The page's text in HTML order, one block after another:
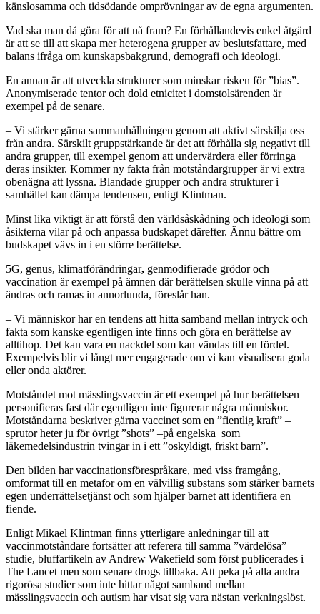
känslosamma och tidsödande omprövningar av de egna argumenten.
Vad ska man då göra för att nå fram? En förhållandevis enkel åtgärd
är att se till att skapa mer heterogena grupper av beslutsfattare, med
balans ifråga om kunskapsbakgrund, demografi och ideologi.
En annan är att utveckla strukturer som minskar risken för ”bias”.
Anonymiserade tentor och dold etnicitet i domstolsärenden är
exempel på de senare.
– Vi stärker gärna sammanhållningen genom att aktivt särskilja oss
från andra. Särskilt gruppstärkande är det att förhålla sig negativt till
andra grupper, till exempel genom att undervärdera eller förringa
deras insikter. Kommer ny fakta från motståndargrupper är vi extra
obenägna att lyssna. Blandade grupper och andra strukturer i
samhället kan dämpa tendensen, enligt Klintman.
Minst lika viktigt är att förstå den världsåskådning och ideologi som
åsikterna vilar på och anpassa budskapet därefter. Ännu bättre om
budskapet vävs in i en större berättelse.
5G, genus, klimatförändringar, genmodifierade grödor och
vaccination är exempel på ämnen där berättelsen skulle vinna på att
ändras och ramas in annorlunda, föreslår han.
– Vi människor har en tendens att hitta samband mellan intryck och
fakta som kanske egentligen inte finns och göra en berättelse av
alltihop. Det kan vara en nackdel som kan vändas till en fördel.
Exempelvis blir vi långt mer engagerade om vi kan visualisera goda
eller onda aktörer.
Motståndet mot mässlingsvaccin är ett exempel på hur berättelsen
personifieras fast där egentligen inte figurerar några människor.
Motståndarna beskriver gärna vaccinet som en ”fientlig kraft” –
sprutor heter ju för övrigt ”shots” –på engelska som
läkemedelsindustrin tvingar in i ett ”oskyldigt, friskt barn”.
Den bilden har vaccinationsförespråkare, med viss framgång,
omformat till en metafor om en välvillig substans som stärker barnets
egen underrättelsetjänst och som hjälper barnet att identifiera en
fiende.
Enligt Mikael Klintman finns ytterligare anledningar till att
vaccinmotståndare fortsätter att referera till samma ”värdelösa”
studie, bluffartikeln av Andrew Wakefield som först publicerades i
The Lancet men som senare drogs tillbaka. Att peka på alla andra
rigorösa studier som inte hittar något samband mellan
mässlingsvaccin och autism har visat sig vara nästan verkningslöst.